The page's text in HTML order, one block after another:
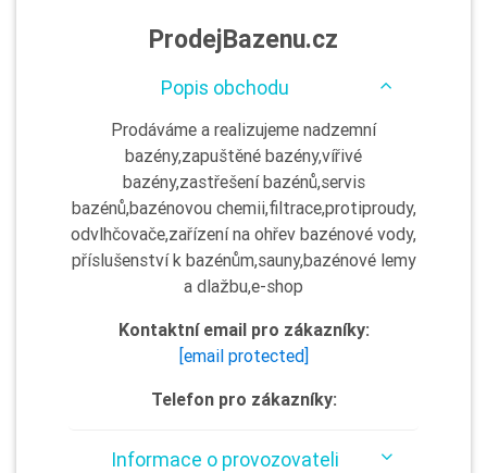
ProdejBazenu.cz
Popis obchodu
Prodáváme a realizujeme nadzemní
bazény,zapuštěné bazény,vířivé
bazény,zastřešení bazénů,servis
bazénů,bazénovou chemii,filtrace,protiproudy,
odvlhčovače,zařízení na ohřev bazénové vody,
příslušenství k bazénům,sauny,bazénové lemy
a dlažbu,e-shop
Kontaktní email pro zákazníky:
[email protected]
Telefon pro zákazníky:
Informace o provozovateli